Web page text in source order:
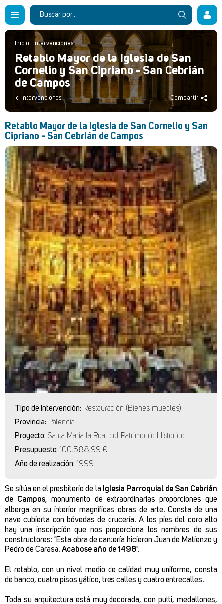
Inicio . Intervenciones
Retablo Mayor de la Iglesia de San
Cornelio y San Cipriano - San Cebrián
de Campos
Intervenciones Compartir
Retablo Mayor de la Iglesia de San Cornelio y San
Cipriano - San Cebrián de Campos
Tipo de Intervención: Restauración (Bienes muebles)
Provincia: Palencia
Proyecto: Santa María la Real del Patrimonio Histórico
Presupuesto: 100.588,99 €
Año de realización: 1999
Se sitúa en el presbiterio de la Iglesia Parroquial de San Cebrián
de Campos, monumento de extraordinarias proporciones que
alberga en su interior magníficas obras de arte. Consta de una
nave cubierta con bóvedas de crucería. A los pies del coro alto
hay una inscripción que nos proporciona los nombres de sus
constructores: "Esta obra de cantería hicieron Juan de Matienzo y
Pedro de Carasa. Acabose año de 1498".
El retablo, con un nivel medio de calidad muy uniforme, consta
de banco, cuatro pisos yático, tres calles y cuatro entrecalles.
Toda su arquitectura está muy decorada, con putti, medallones,